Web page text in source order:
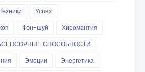
Успех
Фэн-шуй
Хиромантия
СПОСОБНОСТИ
Эмоции
Энергетика